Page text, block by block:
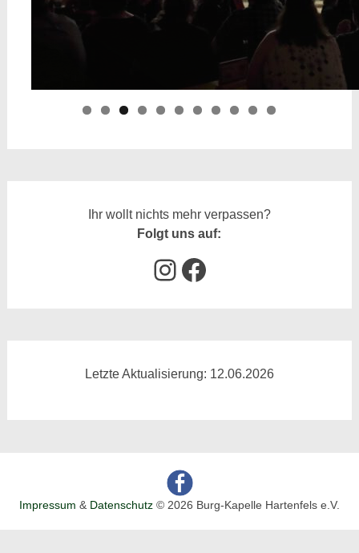
Ihr wollt nichts mehr verpassen?
Folgt uns auf:
Instagram
Facebook
Letzte Aktualisierung: 12.06.2026
Impressum & Datenschutz © 2026 Burg-Kapelle Hartenfels e.V.